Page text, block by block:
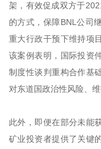
架，有效促成双方于
的方式，保障BNL公司
重大行政干预下维持项
该案例表明，国际投资
制度性谈判重构合作基
对东道国政治性风险、
此外，即便在部分未能
矿业投资者提供了关键